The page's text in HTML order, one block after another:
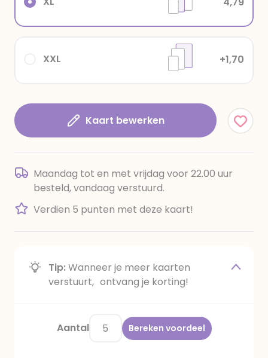
XXL +1,70
Kaart bewerken
Maandag tot en met vrijdag voor 22.00 uur
besteld, vandaag verstuurd.
Verdien 5 punten met deze kaart!
Tip:Wanneer je meer kaarten
verstuurt, ontvang je korting!
Aantal Bereken voordeel